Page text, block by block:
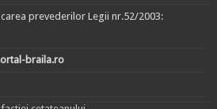
prevederilor Legii nr.52/2003:
braila.ro